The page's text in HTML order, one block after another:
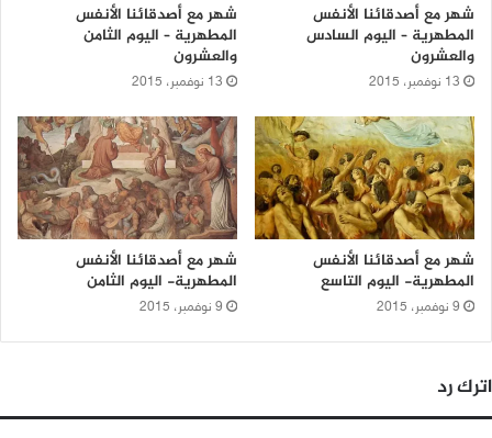
شهر مع أصدقائنا الأنفس
المطهرية – اليوم السادس
والعشرون
13 نوفمبر، 2015
شهر مع أصدقائنا الأنفس
المطهرية – اليوم الثامن
والعشرون
13 نوفمبر، 2015
شهر مع أصدقائنا الأنفس
المطهرية- اليوم التاسع
9 نوفمبر، 2015
شهر مع أصدقائنا الأنفس
المطهرية- اليوم الثامن
9 نوفمبر، 2015
اترك رد